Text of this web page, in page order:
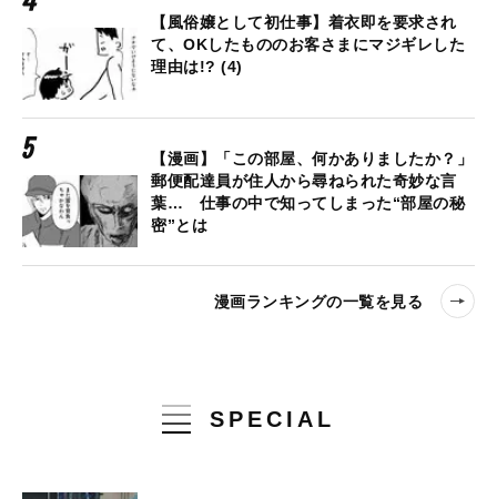
【風俗嬢として初仕事】着衣即を要求され
て、OKしたもののお客さまにマジギレした
理由は!? (4)
【漫画】「この部屋、何かありましたか？」
郵便配達員が住人から尋ねられた奇妙な言
葉… 仕事の中で知ってしまった“部屋の秘
密”とは
漫画ランキングの一覧を見る
SPECIAL